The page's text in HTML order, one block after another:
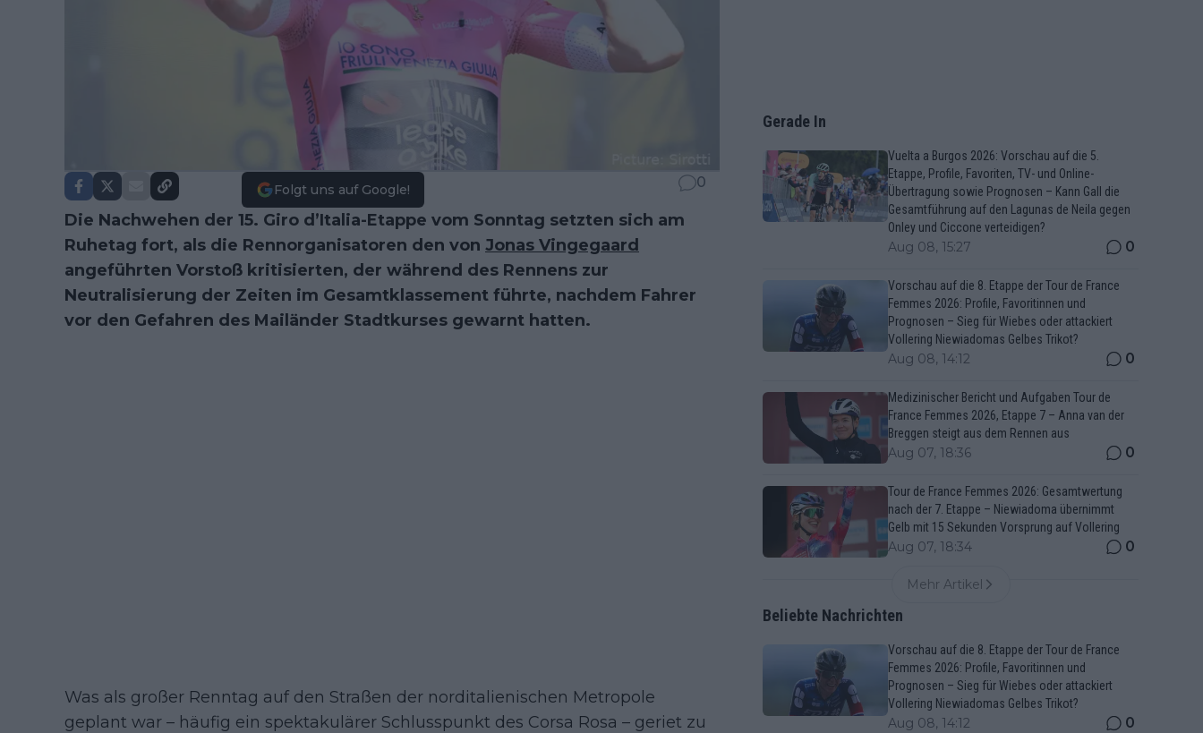
Folgt uns auf Google! 0
Die Nachwehen der 15. Giro d’Italia-Etappe vom Sonntag setzten sich am
Ruhetag fort, als die Rennorganisatoren den von Jonas Vingegaard
angeführten Vorstoß kritisierten, der während des Rennens zur
Neutralisierung der Zeiten im Gesamtklassement führte, nachdem Fahrer
vor den Gefahren des Mailänder Stadtkurses gewarnt hatten.
Was als großer Renntag auf den Straßen der norditalienischen Metropole
geplant war – häufig ein spektakulärer Schlusspunkt des Corsa Rosa – geriet zu
Gerade In
Vuelta a Burgos 2026: Vorschau auf die 5.
Etappe, Profile, Favoriten, TV- und Online-
Übertragung sowie Prognosen – Kann Gall die
Gesamtführung auf den Lagunas de Neila gegen
Onley und Ciccone verteidigen?
Aug 08, 15:27 0
Vorschau auf die 8. Etappe der Tour de France
Femmes 2026: Profile, Favoritinnen und
Prognosen – Sieg für Wiebes oder attackiert
Vollering Niewiadomas Gelbes Trikot?
Aug 08, 14:12 0
Medizinischer Bericht und Aufgaben Tour de
France Femmes 2026, Etappe 7 – Anna van der
Breggen steigt aus dem Rennen aus
Aug 07, 18:36 0
Tour de France Femmes 2026: Gesamtwertung
nach der 7. Etappe – Niewiadoma übernimmt
Gelb mit 15 Sekunden Vorsprung auf Vollering
Aug 07, 18:34 0
Mehr Artikel
Beliebte Nachrichten
Vorschau auf die 8. Etappe der Tour de France
Femmes 2026: Profile, Favoritinnen und
Prognosen – Sieg für Wiebes oder attackiert
Vollering Niewiadomas Gelbes Trikot?
Aug 08, 14:12 0